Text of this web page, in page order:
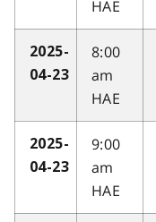
HAE
2025-
04-23
8:00
am
HAE
2025-
04-23
9:00
am
HAE